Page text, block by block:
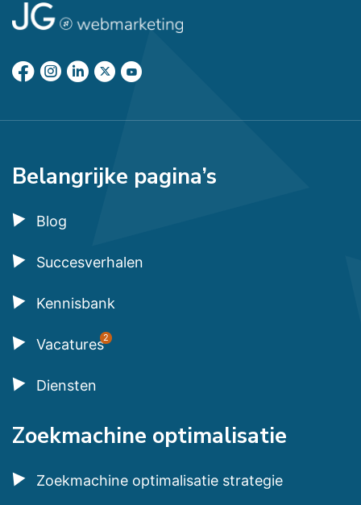
Belangrijke pagina’s
Blog
Succesverhalen
Kennisbank
Vacatures2
Diensten
Zoekmachine optimalisatie
Zoekmachine optimalisatie strategie